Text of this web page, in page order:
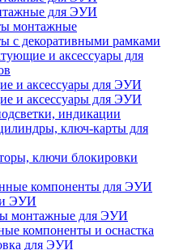
для ЭУИ
монтажные
с декоративными рамками
и аксессуары для
и аксессуары для ЭУИ
и аксессуары для ЭУИ
индикации
ключ-карты для
ключи блокировки
компоненты для ЭУИ
ЭУИ
монтажные для ЭУИ
компоненты и оснастка
для ЭУИ